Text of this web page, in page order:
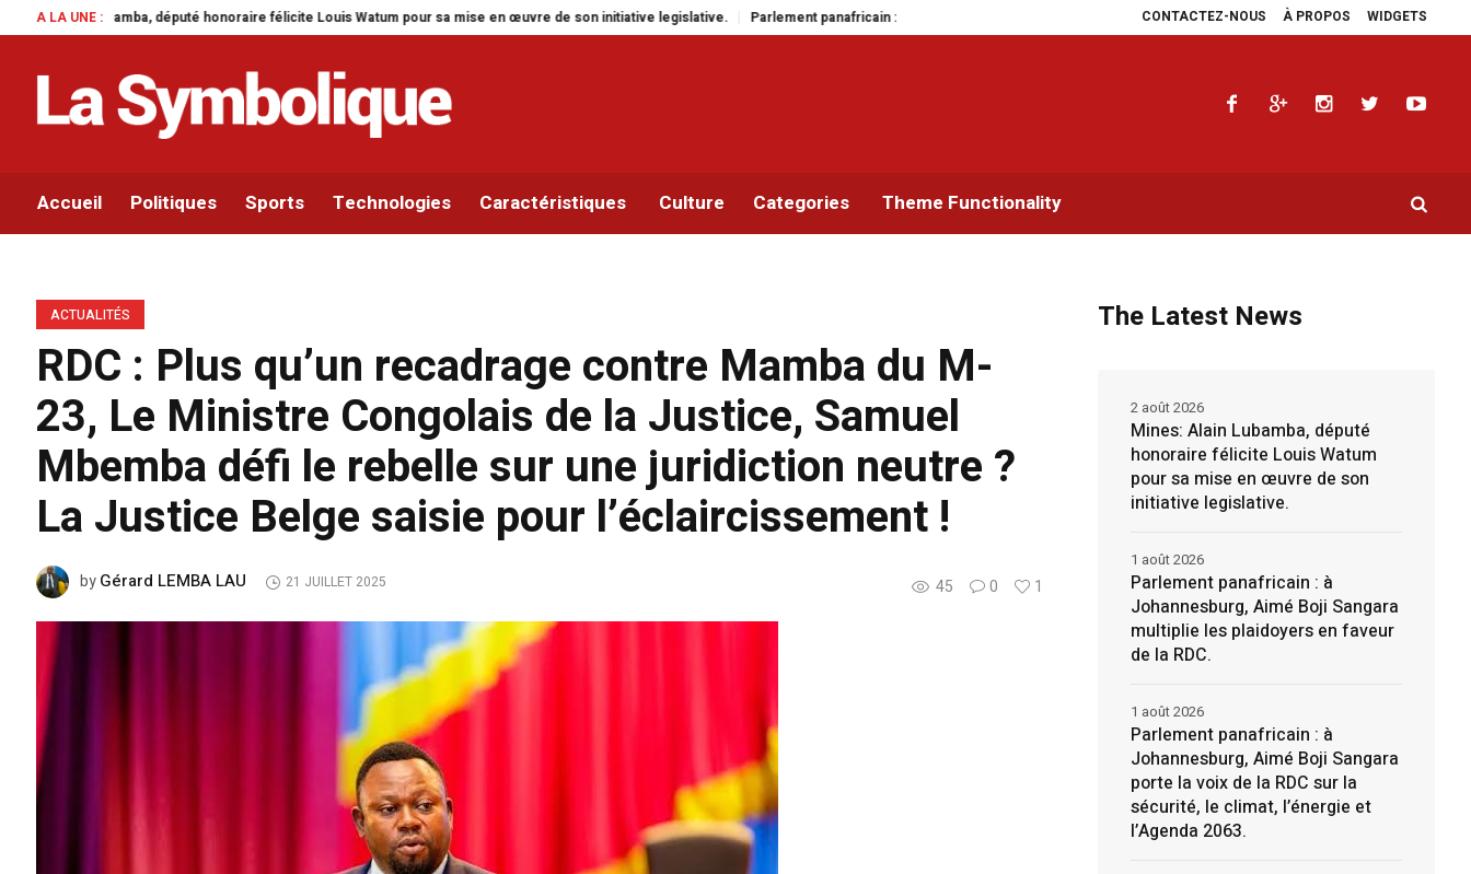
CONTACTEZ-NOUS À PROPOS WIDGETS
A LA UNE :
honoraire félicite Louis Watum pour sa mise en œuvre de son initiative legislative. Parlement panafricain : à Johannesburg, Aimé Boji Sangara multiplie les plaidoyers en faveur de la RDC. Parlement panafricain : à
Accueil Politiques Sports Technologies Caractéristiques Culture Categories Theme Functionality
ACTUALITÉS
RDC : Plus qu’un recadrage contre Mamba du M-
23, Le Ministre Congolais de la Justice, Samuel
Mbemba défi le rebelle sur une juridiction neutre ?
La Justice Belge saisie pour l’éclaircissement !
45 0 1
byGérard LEMBA LAU 21 JUILLET 2025
The Latest News
Mines: Alain Lubamba, député
honoraire félicite Louis Watum
pour sa mise en œuvre de son
initiative legislative.
2 août 2026
Parlement panafricain : à
Johannesburg, Aimé Boji Sangara
multiplie les plaidoyers en faveur
de la RDC.
1 août 2026
Parlement panafricain : à
Johannesburg, Aimé Boji Sangara
porte la voix de la RDC sur la
sécurité, le climat, l’énergie et
l’Agenda 2063.
1 août 2026